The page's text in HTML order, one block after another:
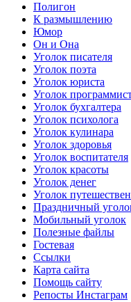
Полигон
К размышлению
Юмор
Он и Она
Уголок писателя
Уголок поэта
Уголок юриста
Уголок
Уголок бухгалтера
Уголок психолога
Уголок кулинара
Уголок здоровья
Уголок воспитателя
Уголок красоты
Уголок денег
Уголок
Праздничный
Мобильный уголок
Полезные файлы
Гостевая
Ссылки
Карта сайта
Помощь сайту
Репосты Инстаграм